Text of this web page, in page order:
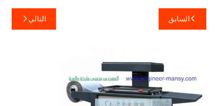
تصفّح
المقالات
السابق التالي